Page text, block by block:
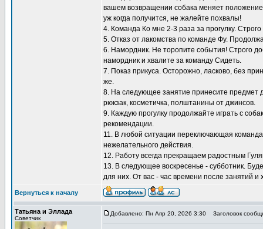
вашем возвращении собака меняет
уж когда получится, не жалейте похвалы!
4. Команда Ко мне 2-3 раза за прогулку.
5. Отказ от лакомства по команде Фу.
6. Намордник. Не торопите события! Строго
намордник и хвалите за команду Сидеть.
7. Показ прикуса. Осторожно, ласково, без
же.
8. На следующее занятие принесите предмет
рюкзак, косметичка, полштанины от джинсов.
9. Каждую прогулку продолжайте играть с
рекомендации.
11. В любой ситуации переключающая
нежелательного действия.
12. Работу всегда прекращаем радостным
13. В следующее воскресенье - субботник.
для них. От вас - час времени после занятий
Вернуться к началу
Татьяна и Эллада
Советчик
Добавлено: Пн Апр 20, 2026 3:30 Заголовок